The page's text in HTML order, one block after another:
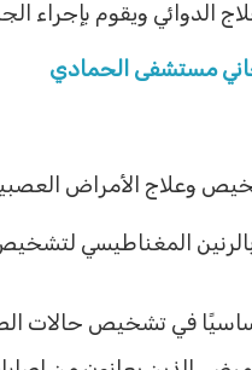
الدوائي ويقوم بإجراء
مستشفى الحمادي
وعلاج الأمراض
المغناطيسي
أساسيًا في تشخيص حالات